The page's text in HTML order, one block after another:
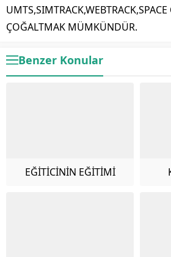
ÇOĞALTMAK MÜMKÜNDÜR.
Benzer Konular
EĞİTİCİNİN EĞİTİMİ